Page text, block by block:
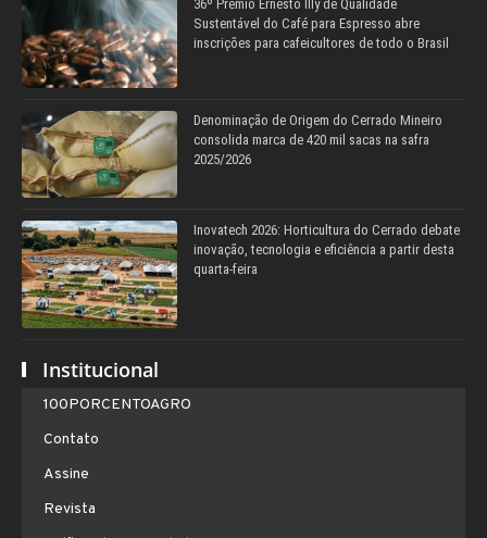
36º Prêmio Ernesto Illy de Qualidade
Sustentável do Café para Espresso abre
inscrições para cafeicultores de todo o Brasil
Denominação de Origem do Cerrado Mineiro
consolida marca de 420 mil sacas na safra
2025/2026
Inovatech 2026: Horticultura do Cerrado debate
inovação, tecnologia e eficiência a partir desta
quarta-feira
Institucional
100PORCENTOAGRO
Contato
Assine
Revista